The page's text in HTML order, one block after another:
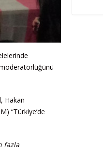
Hakan
“Türkiye’de
fazla